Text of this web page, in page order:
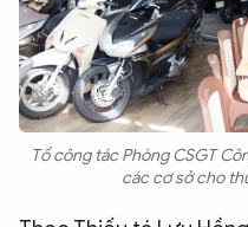
Tổ công tác Phòng CSGT
các cơ sở cho